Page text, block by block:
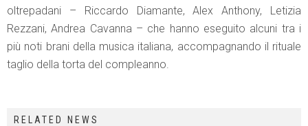
oltrepadani – Riccardo Diamante, Alex Anthony, Letizia
Rezzani, Andrea Cavanna – che hanno eseguito alcuni tra i
più noti brani della musica italiana, accompagnando il rituale
taglio della torta del compleanno.
RELATED NEWS